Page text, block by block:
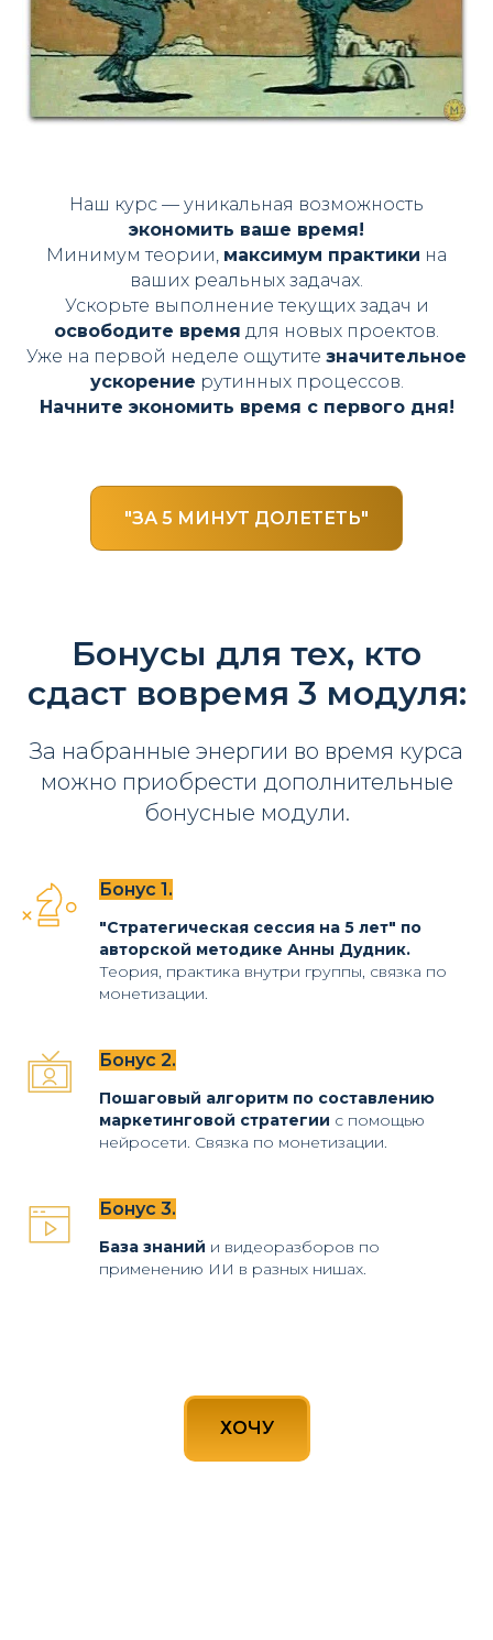
Наш курс — уникальная возможность
экономить ваше время!
Минимум теории, максимум практики на
ваших реальных задачах.
Ускорьте выполнение текущих задач и
освободите время для новых проектов.
Уже на первой неделе ощутите значительное
ускорение рутинных процессов.
Начните экономить время с первого дня!
"ЗА 5 МИНУТ ДОЛЕТЕТЬ"
Бонусы для тех, кто
сдаст вовремя 3 модуля:
За набранные энергии во время курса
можно приобрести дополнительные
бонусные модули.
Бонус 1.
"Стратегическая сессия на 5 лет" по
авторской методике Анны Дудник.
Теория, практика внутри группы, связка по
монетизации.
Бонус 2.
Пошаговый алгоритм по составлению
маркетинговой стратегии с помощью
нейросети. Связка по монетизации.
Бонус 3.
База знаний и видеоразборов по
применению ИИ в разных нишах.
ХОЧУ